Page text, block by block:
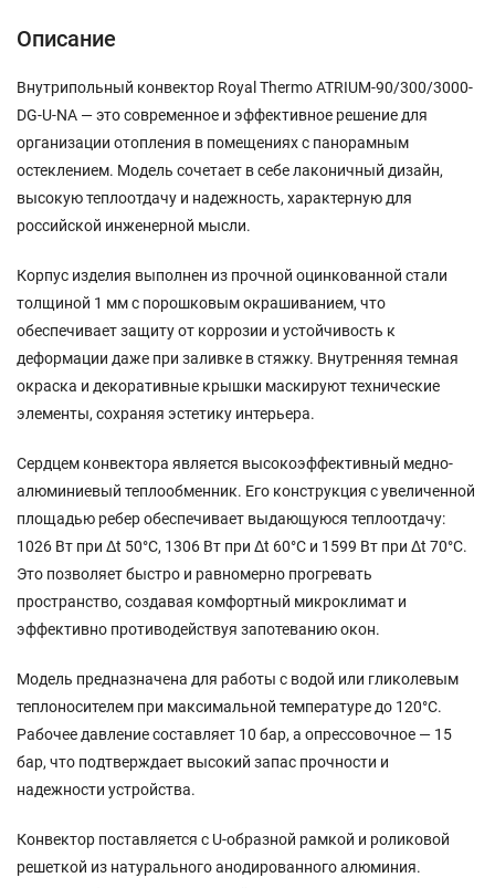
Описание
Внутрипольный конвектор Royal Thermo ATRIUM-90/300/3000-
DG-U-NA — это современное и эффективное решение для
организации отопления в помещениях с панорамным
остеклением. Модель сочетает в себе лаконичный дизайн,
высокую теплоотдачу и надежность, характерную для
российской инженерной мысли.
Корпус изделия выполнен из прочной оцинкованной стали
толщиной 1 мм с порошковым окрашиванием, что
обеспечивает защиту от коррозии и устойчивость к
деформации даже при заливке в стяжку. Внутренняя темная
окраска и декоративные крышки маскируют технические
элементы, сохраняя эстетику интерьера.
Сердцем конвектора является высокоэффективный медно-
алюминиевый теплообменник. Его конструкция с увеличенной
площадью ребер обеспечивает выдающуюся теплоотдачу:
1026 Вт при Δt 50°C, 1306 Вт при Δt 60°C и 1599 Вт при Δt 70°C.
Это позволяет быстро и равномерно прогревать
пространство, создавая комфортный микроклимат и
эффективно противодействуя запотеванию окон.
Модель предназначена для работы с водой или гликолевым
теплоносителем при максимальной температуре до 120°C.
Рабочее давление составляет 10 бар, а опрессовочное — 15
бар, что подтверждает высокий запас прочности и
надежности устройства.
Конвектор поставляется с U-образной рамкой и роликовой
решеткой из натурального анодированного алюминия.